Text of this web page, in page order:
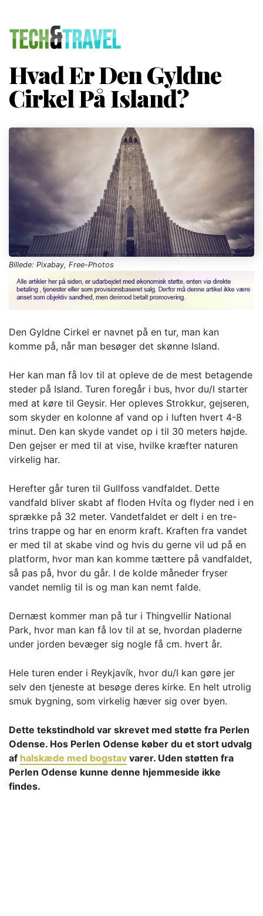
Hvad Er Den Gyldne
Cirkel På Island?
Billede: Pixabay, Free-Photos
Den Gyldne Cirkel er navnet på en tur, man kan
komme på, når man besøger det skønne Island.
Her kan man få lov til at opleve de de mest betagende
steder på Island. Turen foregår i bus, hvor du/I starter
med at køre til Geysir. Her opleves Strokkur, gejseren,
som skyder en kolonne af vand op i luften hvert 4-8
minut. Den kan skyde vandet op i til 30 meters højde.
Den gejser er med til at vise, hvilke kræfter naturen
virkelig har.
Herefter går turen til Gullfoss vandfaldet. Dette
vandfald bliver skabt af floden Hvíta og flyder ned i en
sprække på 32 meter. Vandetfaldet er delt i en tre-
trins trappe og har en enorm kraft. Kraften fra vandet
er med til at skabe vind og hvis du gerne vil ud på en
platform, hvor man kan komme tættere på vandfaldet,
så pas på, hvor du går. I de kolde måneder fryser
vandet nemlig til is og man kan nemt falde.
Dernæst kommer man på tur i Thingvellir National
Park, hvor man kan få lov til at se, hvordan pladerne
under jorden bevæger sig nogle få cm. hvert år.
Hele turen ender i Reykjavík, hvor du/I kan gøre jer
selv den tjeneste at besøge deres kirke. En helt utrolig
smuk bygning, som virkelig hæver sig over byen.
Dette tekstindhold var skrevet med støtte fra Perlen
Odense. Hos Perlen Odense køber du et stort udvalg
af halskæde med bogstav varer. Uden støtten fra
Perlen Odense kunne denne hjemmeside ikke
findes.